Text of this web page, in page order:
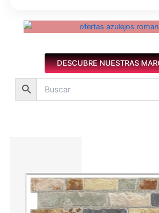
DESCUBRE NUESTRAS